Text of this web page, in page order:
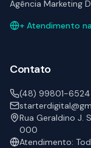
Agência Marketing
+ Atendimento
Contato
(48) 99801-6524
Rua Geraldino J.
000
Atendimento: